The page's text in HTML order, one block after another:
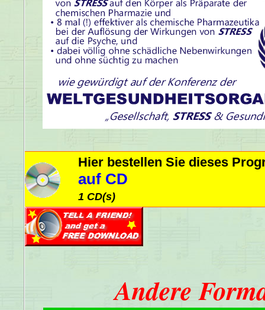
Hier bestellen Sie dieses
auf CD
1 CD(s)
Andere